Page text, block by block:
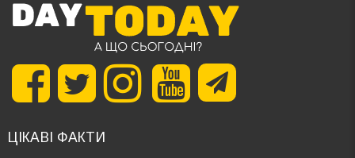
ЦІКАВІ ФАКТИ